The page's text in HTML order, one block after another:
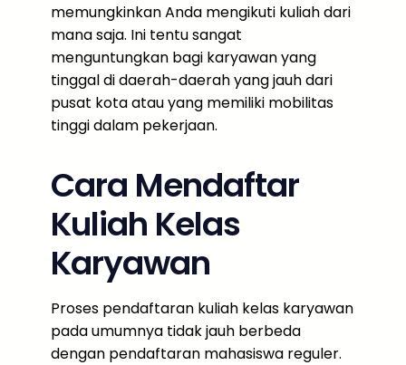
memungkinkan Anda mengikuti kuliah dari
mana saja. Ini tentu sangat
menguntungkan bagi karyawan yang
tinggal di daerah-daerah yang jauh dari
pusat kota atau yang memiliki mobilitas
tinggi dalam pekerjaan.
Cara Mendaftar
Kuliah Kelas
Karyawan
Proses pendaftaran kuliah kelas karyawan
pada umumnya tidak jauh berbeda
dengan pendaftaran mahasiswa reguler.